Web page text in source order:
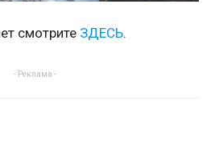
смотрите ЗДЕСЬ.
- Реклама -